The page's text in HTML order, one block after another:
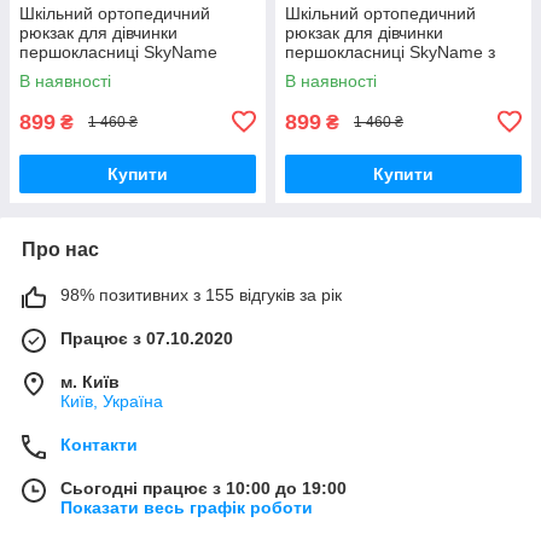
Шкільний ортопедичний
рюкзак для дівчинки
першокласниці SkyName
рожевий з собачкою/
Водонепроникний портфель
В наявності
899 ₴ 1 460 ₴
Купити
Шкільний ортопедичний
рюкзак для дівчинки
першокласниці SkyName з
квіткою/ Маленький
водонепроникний портфель
В наявності
899 ₴ 1 460 ₴
Купити
Про нас
98% позитивних з 155 відгуків за рік
Працює з 07.10.2020
м. Київ
Київ, Україна
Контакти
Сьогодні працює з 10:00 до 19:00
Показати весь графік роботи